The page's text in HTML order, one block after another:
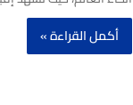
أكمل القراءة »